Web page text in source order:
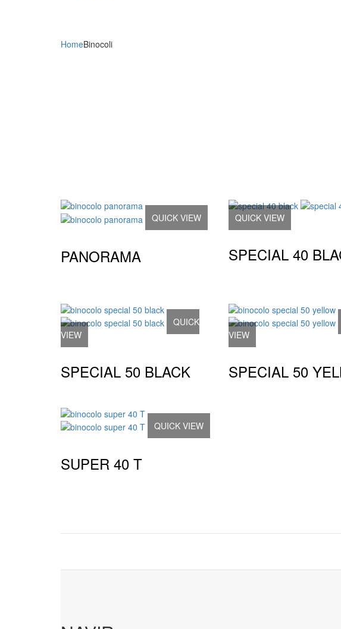
HomeBinocoli
QUICK VIEW
PANORAMA
QUICK VIEW
SPECIAL 40
QUICK
VIEW
SPECIAL 50 BLACK
VIEW
SPECIAL 50
QUICK VIEW
SUPER 40 T